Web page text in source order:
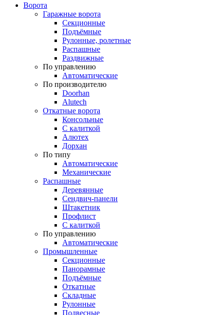
Ворота
Гаражные ворота
Секционные
Подъёмные
Рулонные, ролетные
Распашные
Раздвижные
По управлению
Автоматические
По производителю
Doorhan
Alutech
Откатные ворота
Консольные
С калиткой
Алютех
Дорхан
По типу
Автоматические
Механические
Распашные
Деревянные
Сендвич-панели
Штакетник
Профлист
С калиткой
По управлению
Автоматические
Промышленные
Секционные
Панорамные
Подъёмные
Откатные
Складные
Рулонные
Подвесные